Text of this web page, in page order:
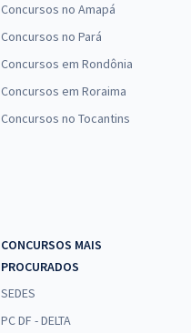
Concursos no Amapá
Concursos no Pará
Concursos em Rondônia
Concursos em Roraima
Concursos no Tocantins
CONCURSOS MAIS
PROCURADOS
SEDES
PC DF - DELTA